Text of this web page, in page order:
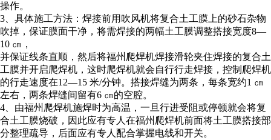
操作。
3、具体施工方法：焊接前用吹风机将复合土工膜上的砂石杂物
吹掉，保证膜面干净，将需焊接的两幅土工膜调整搭接宽度8—
10 ㎝，
并保证线条直顺，然后将福州爬焊机焊接滑轮夹住焊接的复合土
工膜并开启爬焊机，这时爬焊机就会自行行走焊接，控制爬焊机
的行走速度在12—15 米/分钟。搭接焊缝为两条，每条宽约1 ㎝
左右，两条焊缝间留有6 ㎝的空腔。
4、由福州爬焊机施焊时为高温，一旦行进受阻或停顿就会将复
合土工膜烧破，因此应有专人在福州爬焊机前面将土工膜搭接部
分整理疏导，后面应有专人配合掌握电线和开关。